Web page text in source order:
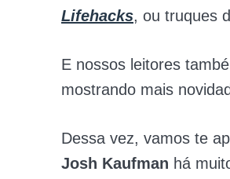
Lifehacks, ou truques
E nossos leitores
mostrando mais
Dessa vez, vamos te
Josh Kaufman há